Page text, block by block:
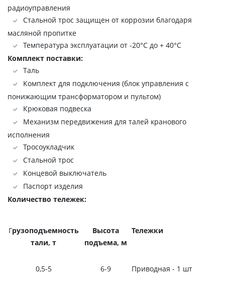
радиоуправления
Стальной трос защищен от коррозии благодаря
масляной пропитке
Температура эксплуатации от -20°C до + 40°C
Комплект поставки:
Таль
Комплект для подключения (блок управления с
понижающим трансформатором и пультом)
Крюковая подвеска
Механизм передвижения для талей кранового
исполнения
Тросоукладчик
Стальной трос
Концевой выключатель
Паспорт изделия
Количество тележек:
Грузоподъемность
тали, т
Высота
подъема, м
Тележки
0,5-5 6-9 Приводная - 1 шт